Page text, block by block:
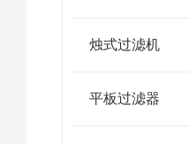
烛式过滤机
平板过滤器